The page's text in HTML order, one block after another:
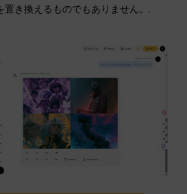
置き換えるものでもありません。.